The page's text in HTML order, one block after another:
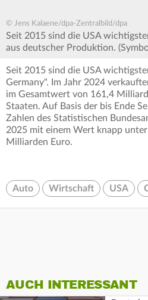
© Jens Kalaene/dpa-Zentralbild/dpa
Seit 2015 sind die USA
aus deutscher Produktion.
Seit 2015 sind die USA
Germany". Im Jahr 2024
im Gesamtwert von 161,4
Staaten. Auf Basis der bis Ende
Zahlen des Statistischen
2025 mit einem Wert knapp
Milliarden Euro.
Auto Wirtschaft USA
AUCH INTERESSANT